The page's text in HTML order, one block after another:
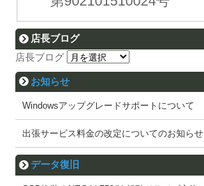
店長ブログ
店長ブログ
お知らせ
Windowsアップグレードサポートについて
出張サービス料金の改定についてのお知らせ
データ復旧